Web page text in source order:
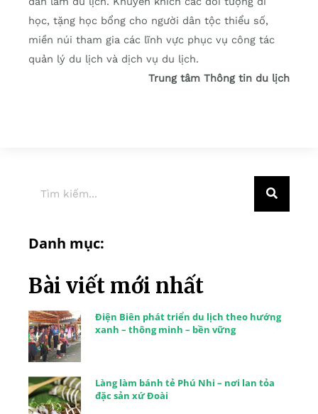
học, tặng học bổng cho người dân tộc thiểu số,
miền núi tham gia các lĩnh vực phục vụ công tác
quản lý du lịch và dịch vụ du lịch.
Trung tâm Thông tin du lịch
Danh mục:
Bài viết mới nhất
Điện Biên phát triển du lịch theo hướng
xanh – thông minh – bền vững
Làng làm bánh tẻ Phú Nhi – nơi lan tỏa
đặc sản xứ Đoài